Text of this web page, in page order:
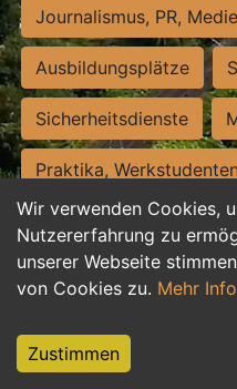
Wir verwenden Cookies,
Nutzererfahrung zu
unserer Webseite
von Cookies zu. Mehr
Zustimmen
Journalismus, PR,
Ausbildungsplätze
Sicherheitsdienste
Praktika,
Personalwesen
Hilfskräfte, Aushilfs-
Weiterbildung, Studium,